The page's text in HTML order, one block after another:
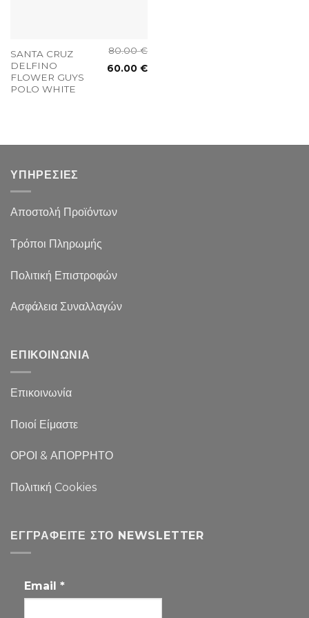
SANTA CRUZ
DELFINO
FLOWER GUYS
POLO WHITE
80.00€
60.00€
ΥΠΗΡΕΣΙΕΣ
Αποστολή Προϊόντων
Τρόποι Πληρωμής
Πολιτική Επιστροφών
Ασφάλεια Συναλλαγών
ΕΠΙΚΟΙΝΩΝΙΑ
Επικοινωνία
Ποιοί Είμαστε
ΟΡΟΙ & ΑΠΟΡΡΗΤΟ
Πολιτική Cookies
ΕΓΓΡΑΦΕΊΤΕ ΣΤΟ NEWSLETTER
Email *